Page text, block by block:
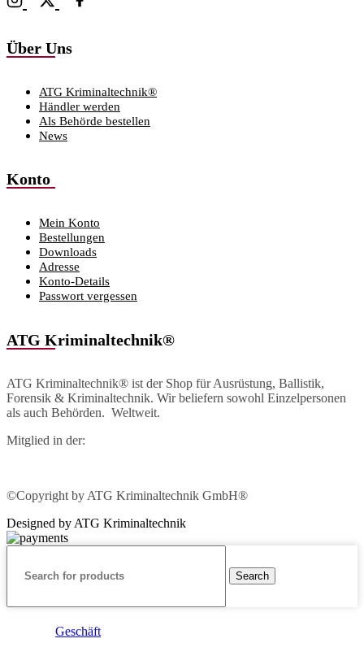
Über Uns
ATG Kriminaltechnik®
Händler werden
Als Behörde bestellen
News
Konto
Mein Konto
Bestellungen
Downloads
Adresse
Konto-Details
Passwort vergessen
ATG Kriminaltechnik®
ATG Kriminaltechnik® ist der Shop für Ausrüstung, Ballistik,
Forensik & Kriminaltechnik. Wir beliefern sowohl Einzelpersonen
als auch Behörden. Weltweit.
Mitglied in der:
©Copyright by ATG Kriminaltechnik GmbH®
Designed by ATG Kriminaltechnik
Search
Geschäft